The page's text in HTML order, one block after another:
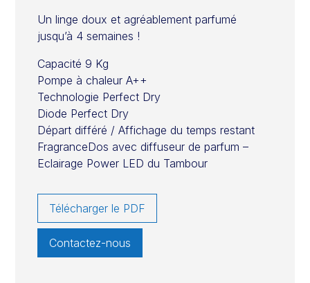
Un linge doux et agréablement parfumé
jusqu’à 4 semaines !
Capacité 9 Kg
Pompe à chaleur A++
Technologie Perfect Dry
Diode Perfect Dry
Départ différé / Affichage du temps restant
FragranceDos avec diffuseur de parfum –
Eclairage Power LED du Tambour
Télécharger le PDF
Contactez-nous